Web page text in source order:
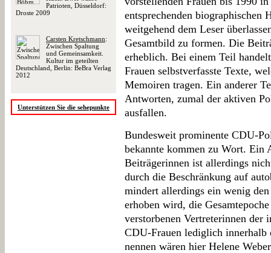
Patrioten, Düsseldorf:
Droste 2009
Carsten Kretschmann:
Zwischen Spaltung
und Gemeinsamkeit.
Kultur im geteilten
Deutschland, Berlin: BeBra Verlag
2012
Unterstützen Sie die sehepunkte
entsprechenden biographischen
weitgehend dem Leser
Gesamtbild zu formen. Die
erheblich. Bei einem Teil
Frauen selbstverfasste Texte,
Memoiren tragen. Ein anderer
Antworten, zumal der aktiven
ausfallen.
Bundesweit prominente CDU-
bekannte kommen zu Wort.
Beiträgerinnen ist allerdings
durch die Beschränkung auf
mindert allerdings ein wenig
erhoben wird, die
verstorbenen Vertreterinnen der
CDU-Frauen lediglich innerhalb
nennen wären hier Helene